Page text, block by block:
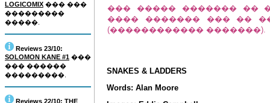
LOGICOMIX ��� ���
���������
�����.
Reviews 23/10:
SOLOMON KANE #1 ���
��� ������
���������.
Reviews 22/10: THE
��� ����� ������� ��
���� ������� ��� ��
(������������ �������).
SNAKES & LADDERS
Words: Alan Moore